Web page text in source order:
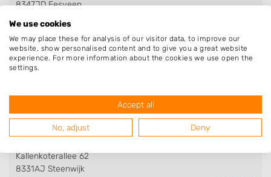
8347JD Eesveen
Gebr. de Vries Hoveniersbedrijf
Oostercluft 54
Kallenkoterallee 62
8331AJ Steenwijk
We use cookies
We may place these for analysis of our visitor data, to improve our
website, show personalised content and to give you a great website
experience. For more information about the cookies we use open the
settings.
Accept all
No, adjust Deny